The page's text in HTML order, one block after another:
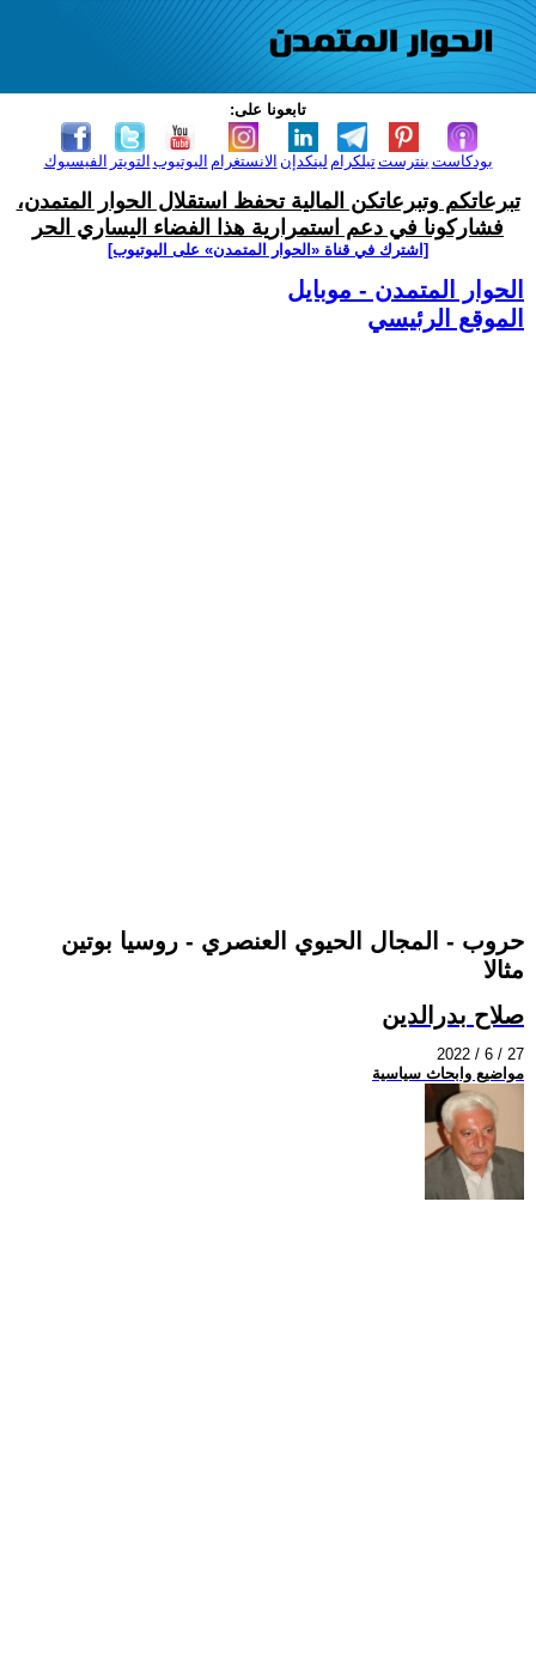
تابعونا على:
الفيسبوك التويتر اليوتيوب الانستغرام لينكدإن تيلكرامبنترست بودكاست
تبرعاتكم وتبرعاتكن المالية تحفظ استقلال الحوار المتمدن،
فشاركونا في دعم استمرارية هذا الفضاء اليساري الحر
[اشترك في قناة ‫«الحوار المتمدن» على اليوتيوب]
الحوار المتمدن - موبايل
الموقع الرئيسي
حروب - المجال الحيوي العنصري - روسيا بوتين
مثالا
صلاح بدرالدين
2022 / 6 / 27
مواضيع وابحاث سياسية